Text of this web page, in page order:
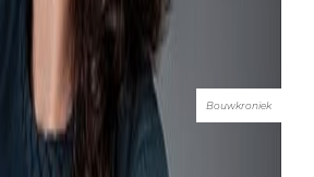
Bouwkroniek